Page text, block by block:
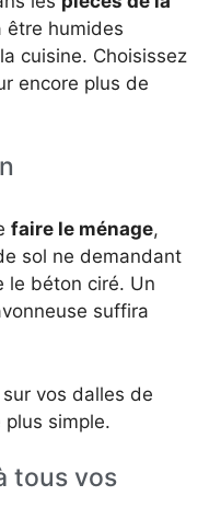
être humides
cuisine. Choisissez
encore plus de
faire le ménage,
sol ne demandant
le béton ciré. Un
suffira
vos dalles de
simple.
tous vos